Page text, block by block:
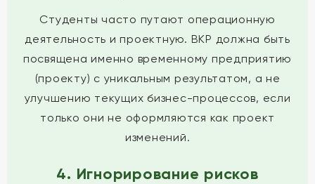
Студенты часто путают операционную
деятельность и проектную. ВКР должна быть
посвящена именно временному предприятию
(проекту) с уникальным результатом, а не
улучшению текущих бизнес-процессов, если
только они не оформляются как проект
изменений.
4. Игнорирование рисков